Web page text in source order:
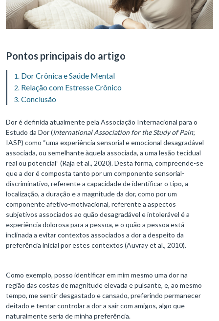
Pontos principais do artigo
Dor Crônica e Saúde Mental
Relação com Estresse Crônico
Conclusão
Dor é definida atualmente pela Associação Internacional para o
Estudo da Dor (International Association for the Study of Pain;
IASP) como “uma experiência sensorial e emocional desagradável
associada, ou semelhante àquela associada, a uma lesão tecidual
real ou potencial” (Raja et al., 2020). Desta forma, compreende-se
que a dor é composta tanto por um componente sensorial-
discriminativo, referente a capacidade de identificar o tipo, a
localização, a duração e a magnitude da dor, como por um
componente afetivo-motivacional, referente a aspectos
subjetivos associados ao quão desagradável e intolerável é a
experiência dolorosa para a pessoa, e o quão a pessoa está
inclinada a evitar contextos associados a dor a despeito da
preferência inicial por estes contextos (Auvray et al., 2010).
Como exemplo, posso identificar em mim mesmo uma dor na
região das costas de magnitude elevada e pulsante, e, ao mesmo
tempo, me sentir desgastado e cansado, preferindo permanecer
deitado e tentar controlar a dor a sair com amigos, algo que
naturalmente seria de minha preferência.